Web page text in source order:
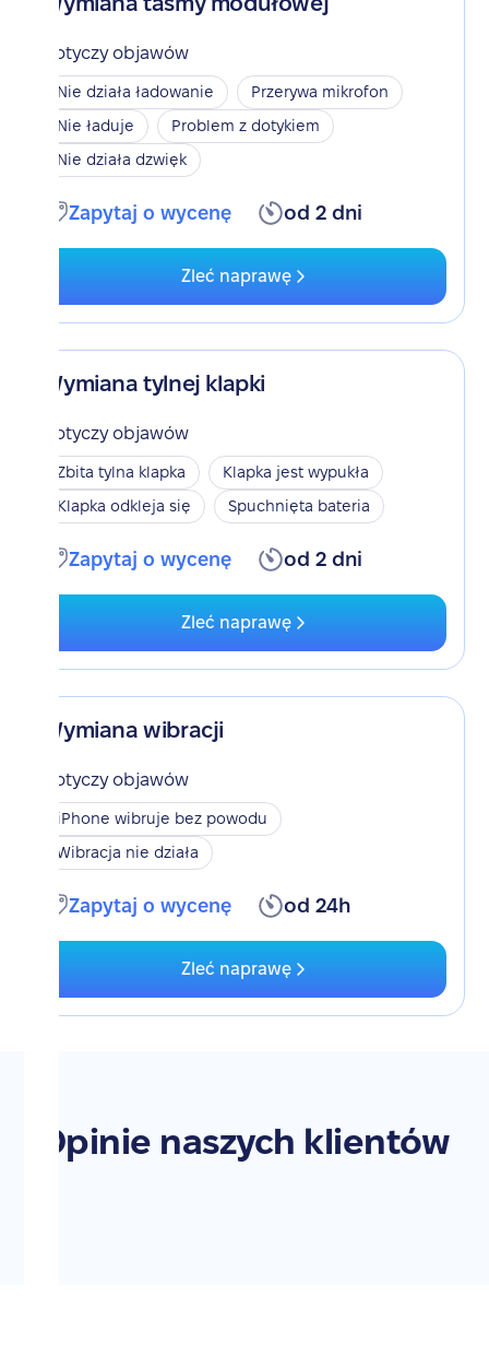
Dotyczy objawów
Nie działa ładowanie
Przerywa mikrofon
Nie ładuje
Problem z dotykiem
Nie działa dzwięk
Zapytaj o wycenę od 2 dni
Zleć naprawę
Wymiana tylnej klapki
Dotyczy objawów
Zbita tylna klapka
Klapka jest wypukła
Klapka odkleja się
Spuchnięta bateria
Zapytaj o wycenę od 2 dni
Zleć naprawę
Wymiana wibracji
Dotyczy objawów
iPhone wibruje bez powodu
Wibracja nie działa
Zapytaj o wycenę od 24h
Zleć naprawę
Opinie naszych klientów